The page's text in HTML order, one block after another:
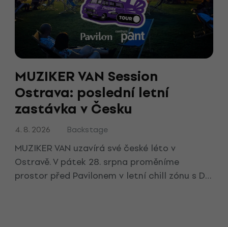
MUZIKER VAN Session
Ostrava: poslední letní
zastávka v Česku
4. 8. 2026 Backstage
MUZIKER VAN uzavírá své české léto v
Ostravě. V pátek 28. srpna proměníme
prostor před Pavilonem v letní chill zónu s DJ